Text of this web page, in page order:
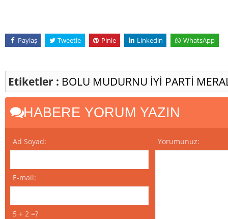
Paylaş Tweetle Pinle Linkedin WhatsApp
Etiketler : BOLU MUDURNU İYİ PARTİ
HABERE YORUM YAZIN
Ad Soyad:
E-mail:
5 + 2 =?
Yorumunuz: